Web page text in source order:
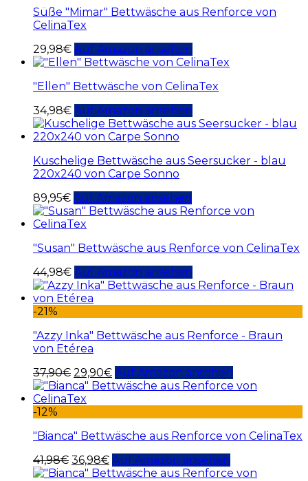
Süße "Mimar" Bettwäsche aus Renforce von
CelinaTex
29,98€ Auf Amazon ansehen
"Ellen" Bettwäsche von CelinaTex
34,98€ Auf Amazon ansehen
Kuschelige Bettwäsche aus Seersucker - blau
220x240 von Carpe Sonno
89,95€ Auf Amazon ansehen
"Susan" Bettwäsche aus Renforce von CelinaTex
44,98€ Auf Amazon ansehen
-21%
"Azzy Inka" Bettwäsche aus Renforce - Braun
von Etérea
37,90€ 29,90€ Auf Amazon ansehen
-12%
"Bianca" Bettwäsche aus Renforce von CelinaTex
41,98€ 36,98€ Auf Amazon ansehen